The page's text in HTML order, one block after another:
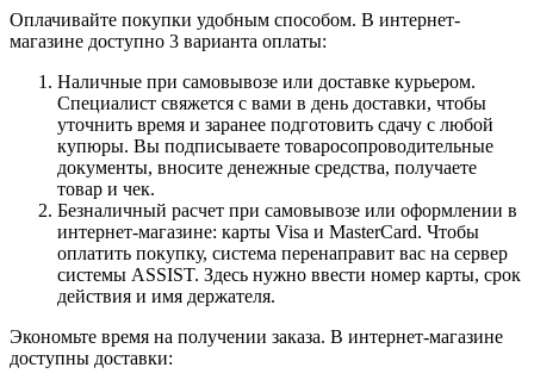
Оплачивайте покупки удобным способом. В интернет-
магазине доступно 3 варианта оплаты:
Наличные при самовывозе или доставке курьером.
Специалист свяжется с вами в день доставки, чтобы
уточнить время и заранее подготовить сдачу с любой
купюры. Вы подписываете товаросопроводительные
документы, вносите денежные средства, получаете
товар и чек.
Безналичный расчет при самовывозе или оформлении в
интернет-магазине: карты Visa и MasterCard. Чтобы
оплатить покупку, система перенаправит вас на сервер
системы ASSIST. Здесь нужно ввести номер карты, срок
действия и имя держателя.
Экономьте время на получении заказа. В интернет-магазине
доступны доставки: